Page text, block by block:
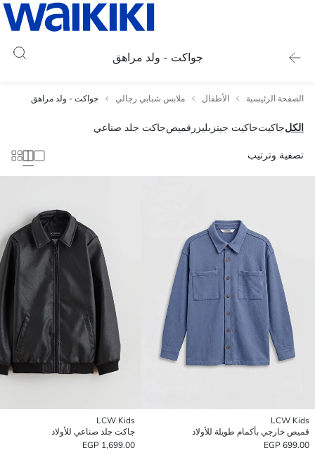
جواكت - ولد مراهق
الصفحة الرئيسية الأطفال ملابس شبابي رجالي جواكت - ولد مراهق
الكلجاكيتجاكيت جينز بليزر قميصجاكت جلد صناعي
تصفية وترتيب
LCW Kids
قميص خارجي بأكمام طويلة للأولاد
699.00 EGP
LCW Kids
جاكت جلد صناعي للأولاد
1,699.00 EGP